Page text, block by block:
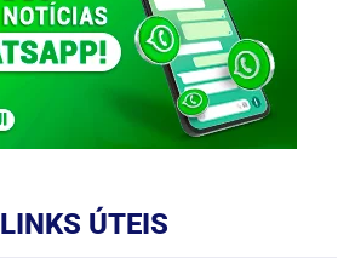
LINKS ÚTEIS